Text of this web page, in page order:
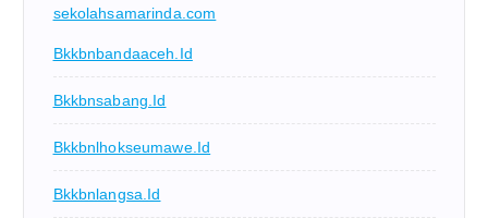
sekolahsamarinda.com
Bkkbnbandaaceh.id
Bkkbnsabang.id
Bkkbnlhokseumawe.id
Bkkbnlangsa.id